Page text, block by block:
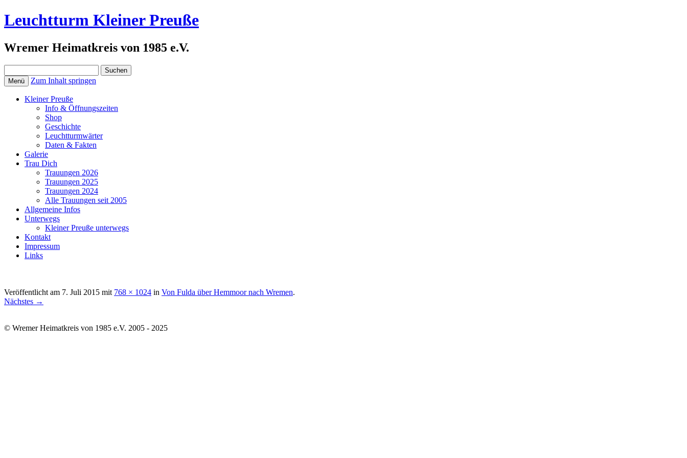
Leuchtturm Kleiner Preuße
Wremer Heimatkreis von 1985 e.V.
nach:
Menü Zum Inhalt springen
Kleiner Preuße
Info & Öffnungszeiten
Shop
Geschichte
Leuchtturmwärter
Daten & Fakten
Galerie
Trau Dich
Trauungen 2026
Trauungen 2025
Trauungen 2024
Alle Trauungen seit 2005
Allgemeine Infos
Unterwegs
Kleiner Preuße unterwegs
Kontakt
Impressum
Links
Veröffentlicht am 7. Juli 2015 mit 768 × 1024 in Von Fulda über Hemmoor nach Wremen.
Nächstes →
© Wremer Heimatkreis von 1985 e.V. 2005 - 2025